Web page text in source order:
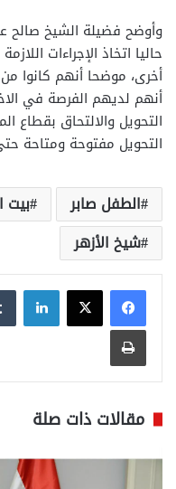
وأوضح فضيلة الشيخ صالح
حاليا اتخاذ الإجراءات
أخرى، موضحا أنهم كانوا من
أنهم لديهم الفرصة في
التحويل والالتحاق بقطاع
التحويل مفتوحة ومتاحة
الطفل صابر
بيت
شيخ الأزهر
طباعة
مقالات ذات صلة